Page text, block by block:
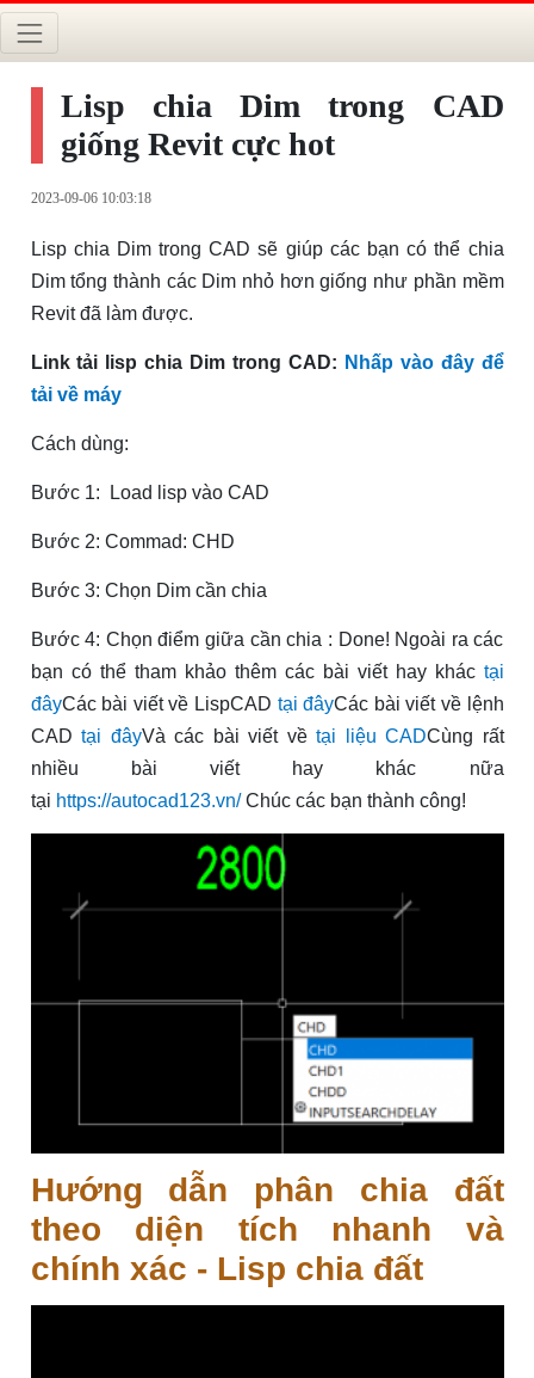
Lisp chia Dim trong CAD
giống Revit cực hot
2023-09-06 10:03:18
Lisp chia Dim trong CAD sẽ giúp các bạn có thể chia
Dim tổng thành các Dim nhỏ hơn giống như phần mềm
Revit đã làm được.
Link tải lisp chia Dim trong CAD: Nhấp vào đây để
tải về máy
Cách dùng:
Bước 1: Load lisp vào CAD
Bước 2: Commad: CHD
Bước 3: Chọn Dim cần chia
Bước 4: Chọn điểm giữa cần chia : Done! Ngoài ra các
bạn có thể tham khảo thêm các bài viết hay khác tại
đâyCác bài viết về LispCAD tại đâyCác bài viết về lệnh
CAD tại đâyVà các bài viết về tại liệu CADCùng rất
nhiều bài viết hay khác nữa
tại https://autocad123.vn/Chúc các bạn thành công!
Hướng dẫn phân chia đất
theo diện tích nhanh và
chính xác - Lisp chia đất